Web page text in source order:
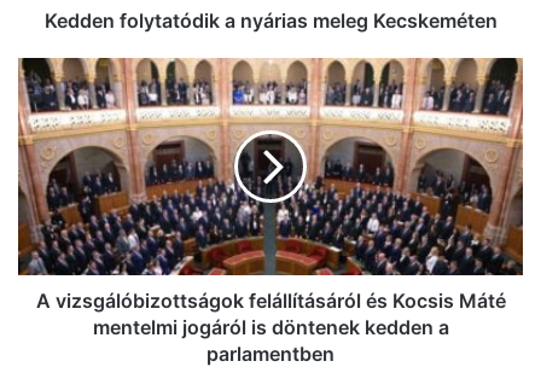
Kedden folytatódik a nyárias meleg Kecskeméten
A
vizsgálóbizottságok
felállításáról
és
Kocsis
Máté
mentelmi
jogáról
is
döntenek
A vizsgálóbizottságok felállításáról és Kocsis Máté
mentelmi jogáról is döntenek kedden a
parlamentben